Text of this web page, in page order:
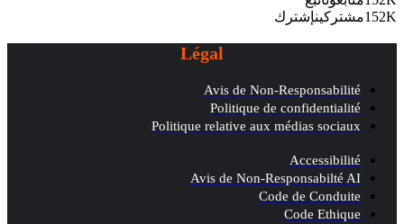
152Kمشتركينإشترك
Légal
Avis de Non-Responsabilité
Politique de confidentialité
Politique relative aux médias sociaux
Accessibilité
Avis de Non-Responsabilté AI
Code de Conduite
Code Ethique